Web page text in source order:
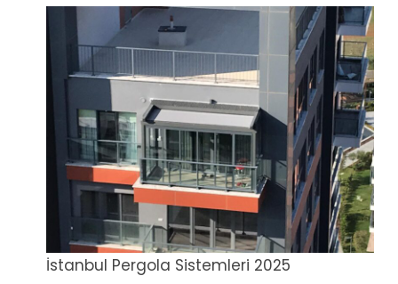
İstanbul Pergola Sistemleri 2025